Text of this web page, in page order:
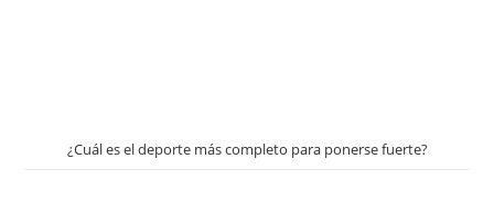
¿Cuál es el deporte más completo para ponerse fuerte?